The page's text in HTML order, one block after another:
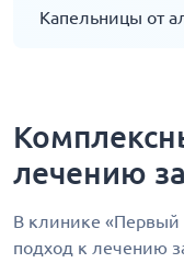
Капельницы от
лечению
В клинике
подход к лечению